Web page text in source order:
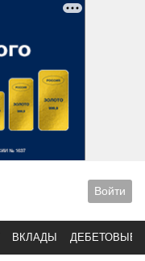
Войти
ВКЛАДЫ ДЕБЕТОВЫЕ